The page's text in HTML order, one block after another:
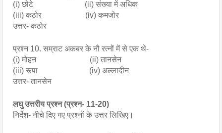
(i) छोटे                          (ii) संख्या में अधिक
(iii) कठोर                      (iv) कमजोर
उत्तर- कठोर
प्रश्न 10. सम्राट अकबर के नौ रत्नों में से एक थे-
(i) मोहन                           (ii) तानसेन
(iii) रूपा                          (iv) अल्लादीन
उत्तर- तानसेन
लघु उत्तरीय प्रश्न (प्रश्न- 11-20)
निर्देश- नीचे दिए गए प्रश्नों के उत्तर लिखिए।